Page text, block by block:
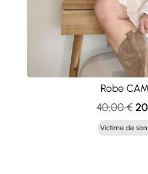
Robe
40,00€Le
Victime de son